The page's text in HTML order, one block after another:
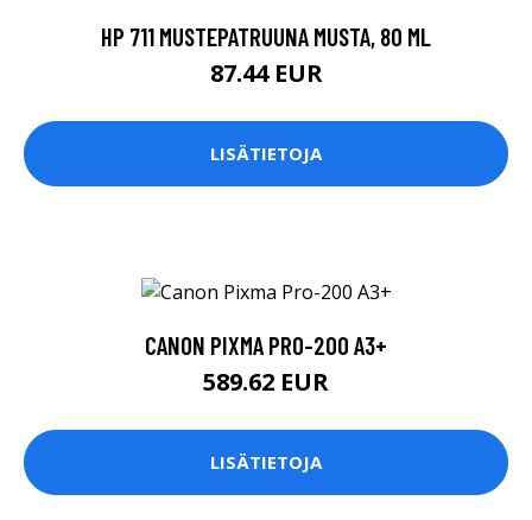
HP 711 MUSTEPATRUUNA MUSTA, 80 ML
87.44 EUR
LISÄTIETOJA
CANON PIXMA PRO-200 A3+
589.62 EUR
LISÄTIETOJA